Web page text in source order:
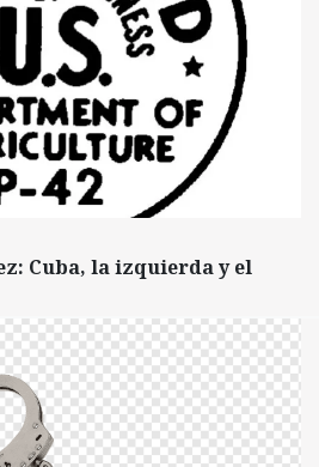
Cuba, la izquierda y el